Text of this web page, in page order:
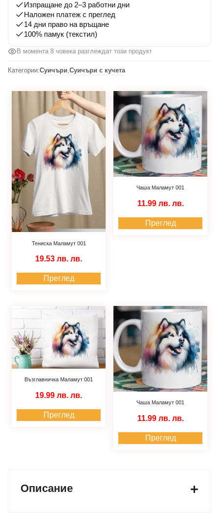
Изпращане до 2–3 работни дни
Наложен платеж с преглед
14 дни право на връщане
100% памук (текстил)
В момента 8 човека разглеждат този продукт
Категории:Суичъри,Суичъри с кучета
Тениска Маламут 001
19.53 лв. лв.
Преглед
Чаша Маламут 001
11.99 лв. лв.
Преглед
Възглавничка Маламут 001
19.99 лв. лв.
Преглед
Чаша Маламут 001
11.99 лв. лв.
Преглед
Описание